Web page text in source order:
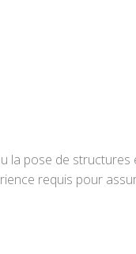
pose de structures
requis pour